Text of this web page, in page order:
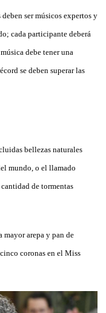
ser músicos expertos y
cada participante deberá
debe tener una
se deben superar las
bellezas naturales
mundo, o el llamado
de tormentas
mayor arepa y pan de
coronas en el Miss